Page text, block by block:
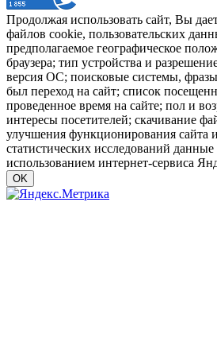
Продолжая использовать сайт, Вы
файлов cookie, пользовательских
предполагаемое географическое
браузера; тип устройства и
версия ОС; поисковые системы,
был переход на сайт; список
проведенное время на сайте; пол и
интересы посетителей; скачивание
улучшения функционирования сайта
статистических исследований
использованием интернет-сервиса
OK